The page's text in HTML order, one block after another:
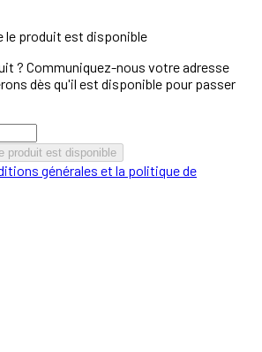
le produit est disponible
? Communiquez-nous votre adresse
dès qu'il est disponible pour passer
produit est disponible
générales et la politique de